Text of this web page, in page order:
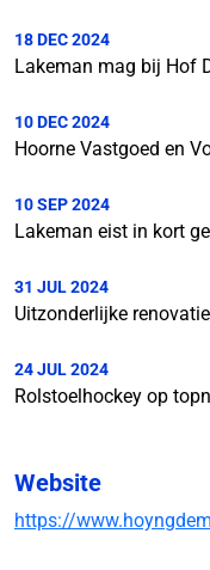
18 DEC 2024
Lakeman mag bij Hof
10 DEC 2024
Hoorne Vastgoed en
10 SEP 2024
Lakeman eist in kort
31 JUL 2024
Uitzonderlijke
24 JUL 2024
Rolstoelhockey op
Website
https://